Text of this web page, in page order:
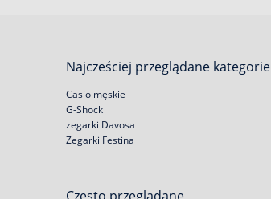
Najcześciej przeglądane kategorie
Casio męskie
G-Shock
zegarki Davosa
Zegarki Festina